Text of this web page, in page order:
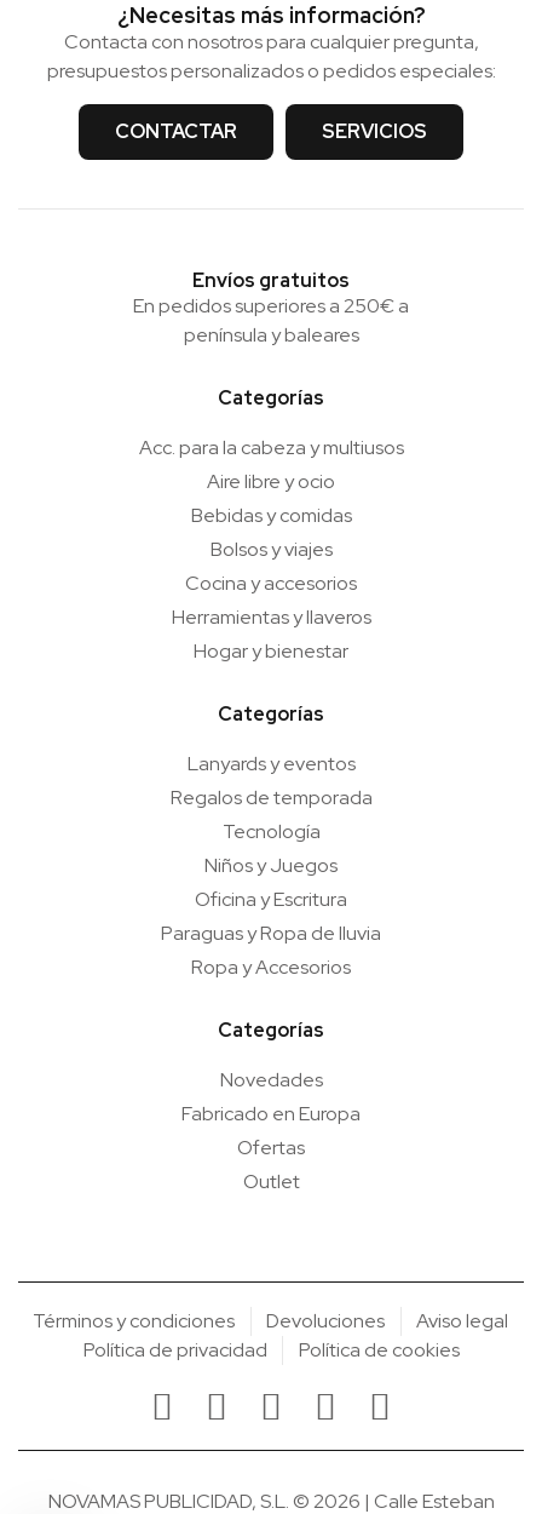
¿Necesitas más información?
Contacta con nosotros para cualquier pregunta,
presupuestos personalizados o pedidos especiales:
CONTACTAR SERVICIOS
Envíos gratuitos
En pedidos superiores a 250€ a
península y baleares
Categorías
Acc. para la cabeza y multiusos
Aire libre y ocio
Bebidas y comidas
Bolsos y viajes
Cocina y accesorios
Herramientas y llaveros
Hogar y bienestar
Categorías
Lanyards y eventos
Regalos de temporada
Tecnología
Niños y Juegos
Oficina y Escritura
Paraguas y Ropa de lluvia
Ropa y Accesorios
Categorías
Novedades
Fabricado en Europa
Ofertas
Outlet
Términos y condiciones Devoluciones
Aviso legal
Política de privacidad
Política de cookies
NOVAMAS PUBLICIDAD, S.L. © 2026 | Calle Esteban